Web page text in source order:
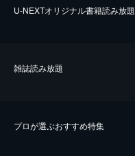
U-NEXTオリジナル書籍読み放題
雑誌読み放題
プロが選ぶおすすめ特集